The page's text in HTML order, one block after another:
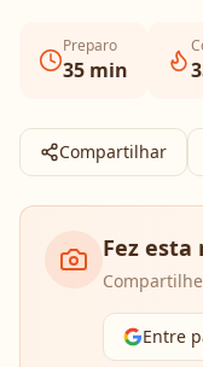
Preparo
35 min
Compartilhar
Fez esta
Entre